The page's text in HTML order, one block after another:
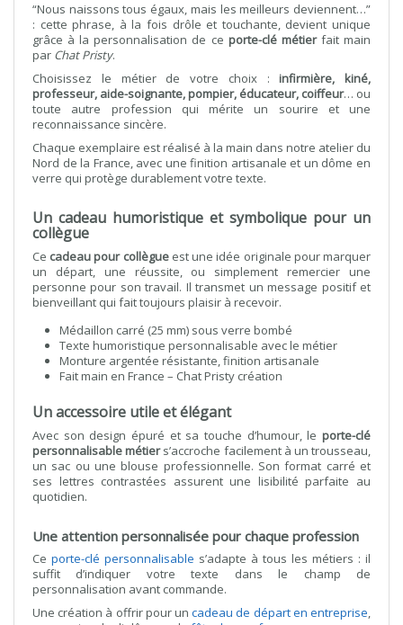
“Nous naissons tous égaux, mais les meilleurs deviennent…”
: cette phrase, à la fois drôle et touchante, devient unique
grâce à la personnalisation de ce porte-clé métierfait main
par Chat Pristy.
Choisissez le métier de votre choix :infirmière, kiné,
professeur, aide-soignante, pompier, éducateur, coiffeur… ou
toute autre profession qui mérite un sourire et une
reconnaissance sincère.
Chaque exemplaire est réalisé à la main dans notre atelier du
Nord de la France, avec une finition artisanale et un dôme en
verre qui protège durablement votre texte.
Un cadeau humoristique et symbolique pour un
collègue
Ce cadeau pour collègueest une idée originale pour marquer
un départ, une réussite, ou simplement remercier une
personne pour son travail. Il transmet un message positif et
bienveillant qui fait toujours plaisir à recevoir.
Médaillon carré (25 mm) sous verre bombé
Texte humoristique personnalisable avec le métier
Monture argentée résistante, finition artisanale
Fait main en France – Chat Pristy création
Un accessoire utile et élégant
Avec son design épuré et sa touche d’humour, le porte-clé
personnalisable métiers’accroche facilement à un trousseau,
un sac ou une blouse professionnelle. Son format carré et
ses lettres contrastées assurent une lisibilité parfaite au
quotidien.
Une attention personnalisée pour chaque profession
Ce porte-clé personnalisable s’adapte à tous les métiers : il
suffit d’indiquer votre texte dans le champ de
personnalisation avant commande.
Une création à offrir pour uncadeau de départ en entreprise,